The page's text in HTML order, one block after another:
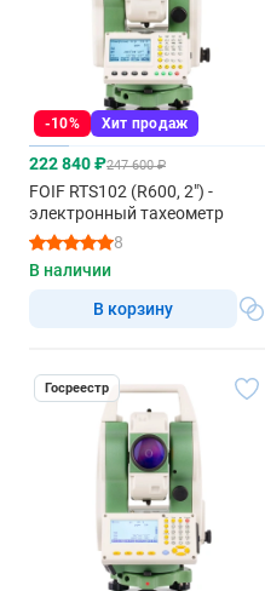
-10% Хит продаж
222 840 ₽247 600 ₽
FOIF RTS102 (R600, 2") -
электронный тахеометр
8
В наличии
В корзину
Госреестр